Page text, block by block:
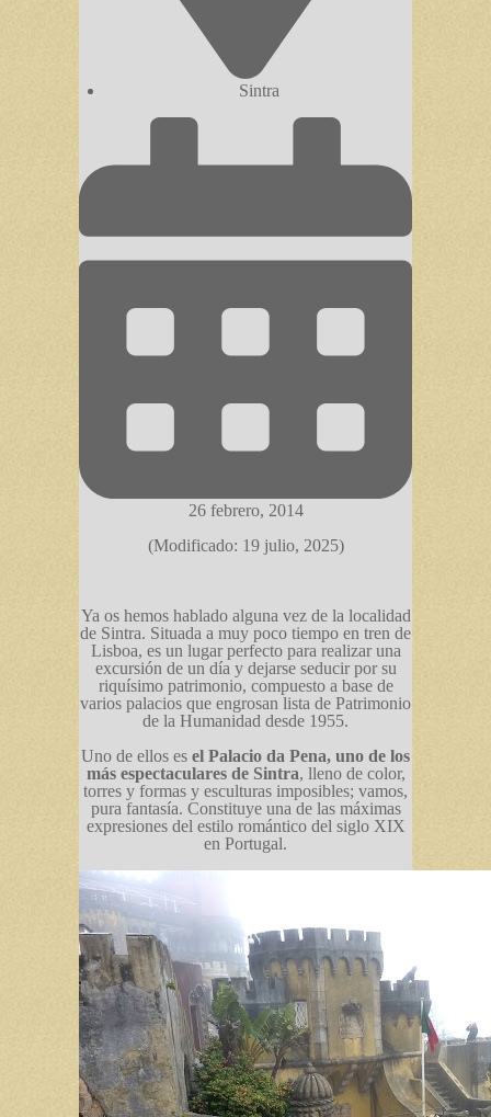
Sintra
26 febrero, 2014
(Modificado: 19 julio, 2025)
Ya os hemos hablado alguna vez de la localidad
de Sintra. Situada a muy poco tiempo en tren de
Lisboa, es un lugar perfecto para realizar una
excursión de un día y dejarse seducir por su
riquísimo patrimonio, compuesto a base de
varios palacios que engrosan lista de Patrimonio
de la Humanidad desde 1955.
Uno de ellos es el Palacio da Pena, uno de los
más espectaculares de Sintra, lleno de color,
torres y formas y esculturas imposibles; vamos,
pura fantasía. Constituye una de las máximas
expresiones del estilo romántico del siglo XIX
en Portugal.